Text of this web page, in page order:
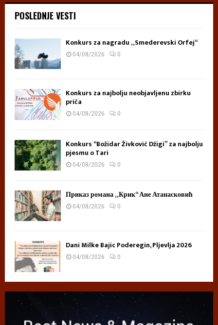
POSLEDNJE VESTI
Konkurs za nagradu „Smederevski Orfej“
04/08/2026 0
Konkurs za najbolju neobjavljenu zbirku
priča
04/08/2026 0
Konkurs “Božidar Živković Džigi” za najbolju
pjesmu o Tari
04/08/2026 0
Приказ романа „Крик“ Ане Атанасковић
04/08/2026 0
Dani Milke Bajic Poderegin, Pljevlja 2026
04/08/2026 0